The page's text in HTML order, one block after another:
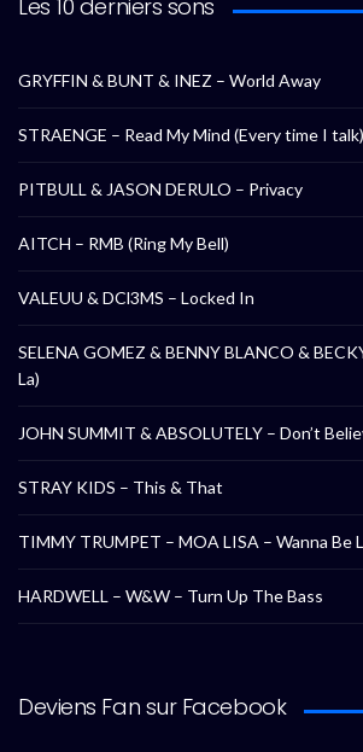
Les 10 derniers sons
GRYFFIN & BUNT & INEZ – World Away
STRAENGE – Read My Mind (Every time I talk)
PITBULL & JASON DERULO – Privacy
AITCH – RMB (Ring My Bell)
VALEUU & DCl3MS – Locked In
SELENA GOMEZ & BENNY BLANCO &
La)
JOHN SUMMIT & ABSOLUTELY – Don’t
STRAY KIDS – This & That
TIMMY TRUMPET – MOA LISA – Wanna Be
HARDWELL – W&W – Turn Up The Bass
Deviens Fan sur Facebook